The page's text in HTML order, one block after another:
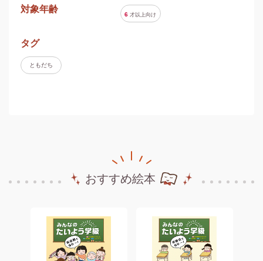
対象年齢
6 才以上向け
タグ
ともだち
おすすめ絵本